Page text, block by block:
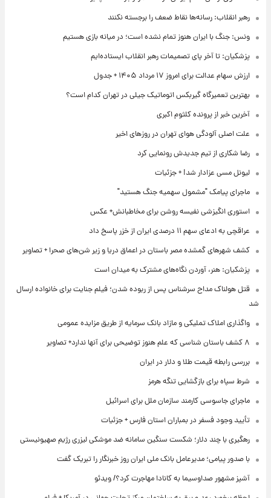
رهبر انقلاب: رسانه‌ها نقاط ضعف را برجسته نکنند
ونس: جنگ با ایران هنوز تمام نشده است؛ در میانه بازی هستیم
پزشکیان: تا آخر پای تصمیمات رهبر انقلاب ایستاده‌ایم
ارزش سهام عدالت برای امروز ۱۷ مرداد ۱۴۰۵ + جدول
بهترین تعمیرگاه گیربکس اتوماتیک جیلی در تهران کدام است؟
آخرین خبر از پرونده کلثوم اکبری
علت اصلی آلودگی هوای تهران در روزهای اخیر
رضا شکاری از تیم جدیدش رونمایی کرد
لیونل مسی عزادار شد! + جزئیات
ماجرای پیامک "مشمول سهمیه جنگ هستید"
استوری انگیزشی نفیسه روشن برای مخاطبانش+ عکس
عراقچی به ادعای سهم ۱۱ درصدی ایران از خزر پاسخ داد
کشف شهرهای گمشده مصر باستان در اعماق دریا و زیر شن‌های صحرا + تصاویر
پزشکیان: هنر، آوردن نگاه‌های مشترک به میدان است
قتل هولناک مداح سرشناس پس از ربوده شدن؛ فیلم جنایت برای خانواده ارسال
شد
واگذاری املاک تملیکی و مازاد بانک سرمایه از طریق مزایده عمومی
۸ کشف باستان شناسی که علم هنوز توضیحی برای آنها ندارد+ تصاویر
بررسی رابطه قیمت طلا و دلار در ایران
شرط سپاه برای بازگشایی تنگه هرمز
ماجرای جاسوسی کارمند سازمان ملل برای اسرائیل
تأیید وجود فسفر در بمباران استان فارس + جزئیات
رهگیری با چند دلار؛ شکست سنگین سامانه ضد موشکی لیزری رژیم صهیونیستی
با صدور پیامی؛ مدیرعامل بانک ملی ایران روز خبرنگار را تبریک گفت
آشپز مشهور صداوسیما به کانادا مهاجرت کرد؟/ ویدئو